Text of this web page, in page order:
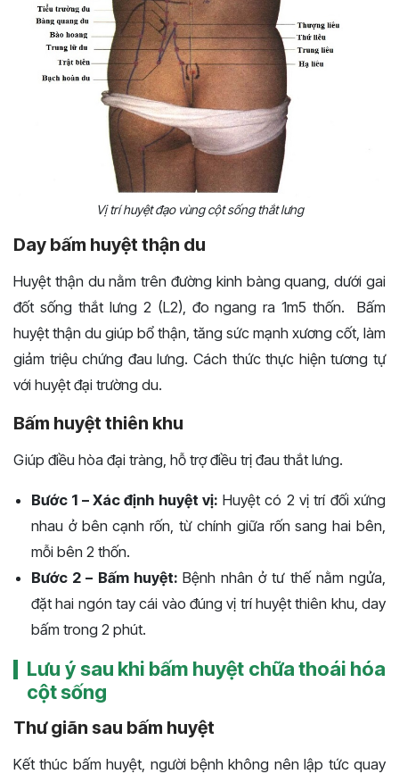
Vị trí huyệt đạo vùng cột sống thắt lưng
Day bấm huyệt thận du
Huyệt thận du nằm trên đường kinh bàng quang, dưới gai
đốt sống thắt lưng 2 (L2), đo ngang ra 1m5 thốn. Bấm
huyệt thận du giúp bổ thận, tăng sức mạnh xương cốt, làm
giảm triệu chứng đau lưng. Cách thức thực hiện tương tự
với huyệt đại trường du.
Bấm huyệt thiên khu
Giúp điều hòa đại tràng, hỗ trợ điều trị đau thắt lưng.
Bước 1 – Xác định huyệt vị: Huyệt có 2 vị trí đối xứng
nhau ở bên cạnh rốn, từ chính giữa rốn sang hai bên,
mỗi bên 2 thốn.
Bước 2 – Bấm huyệt: Bệnh nhân ở tư thế nằm ngửa,
đặt hai ngón tay cái vào đúng vị trí huyệt thiên khu, day
bấm trong 2 phút.
Lưu ý sau khi bấm huyệt chữa thoái hóa
cột sống
Thư giãn sau bấm huyệt
Kết thúc bấm huyệt, người bệnh không nên lập tức quay